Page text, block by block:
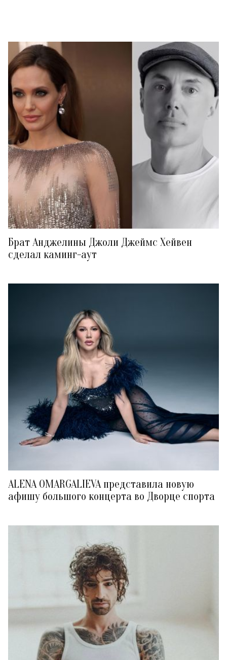
Брат Анджелины Джоли Джеймс Хейвен
сделал каминг-аут
ALENA OMARGALIEVA представила новую
афишу большого концерта во Дворце спорта